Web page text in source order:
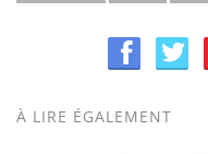
À LIRE ÉGALEMENT